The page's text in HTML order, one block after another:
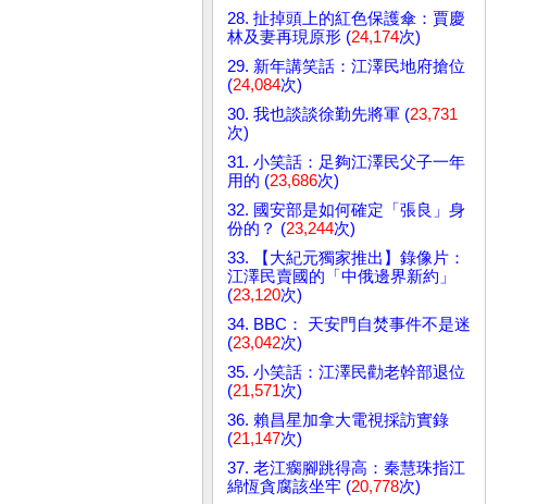
28. 扯掉頭上的紅色保護傘：賈慶
林及妻再現原形 (24,174次)
29. 新年講笑話：江澤民地府搶位
(24,084次)
30. 我也談談徐勤先將軍 (23,731
次)
31. 小笑話：足夠江澤民父子一年
用的 (23,686次)
32. 國安部是如何確定「張良」身
份的？ (23,244次)
33. 【大紀元獨家推出】錄像片：
江澤民賣國的「中俄邊界新約」
(23,120次)
34. BBC： 天安門自焚事件不是迷
(23,042次)
35. 小笑話：江澤民勸老幹部退位
(21,571次)
36. 賴昌星加拿大電視採訪實錄
(21,147次)
37. 老江瘸腳跳得高：秦慧珠指江
綿恆貪腐該坐牢 (20,778次)